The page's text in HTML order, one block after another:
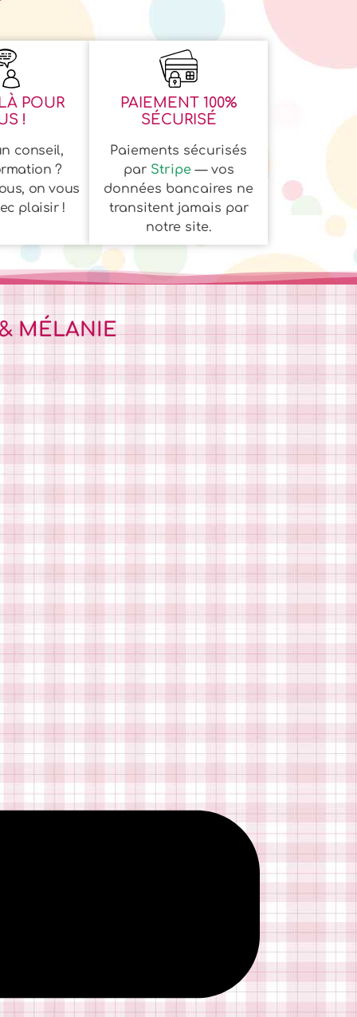
POUR
!
conseil,
?
on vous
plaisir !
PAIEMENT 100%
SÉCURISÉ
Paiements sécurisés
par Stripe— vos
données bancaires ne
transitent jamais par
notre site.
MÉLANIE